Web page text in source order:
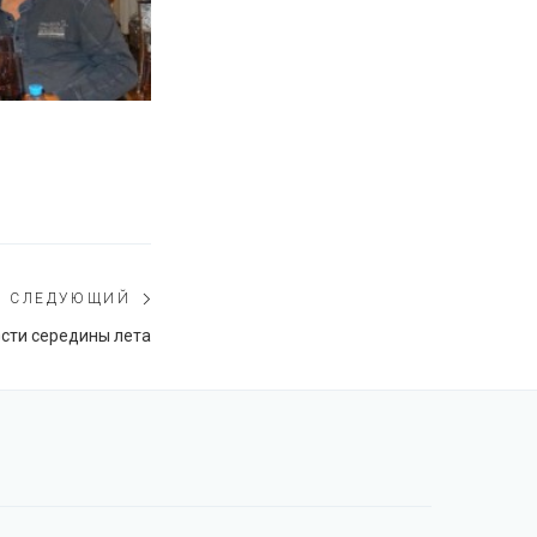
СЛЕДУЮЩИЙ
Следующий
середины лета